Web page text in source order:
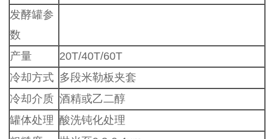
发酵罐参
数
产量
20T/40T/60T
冷却方式 多段米勒板夹套
冷却介质 酒精或乙二醇
罐体处理 酸洗钝化处理